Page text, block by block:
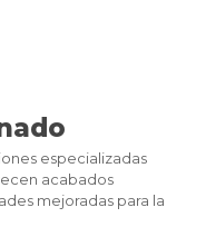
especializadas
acabados
mejoradas para la